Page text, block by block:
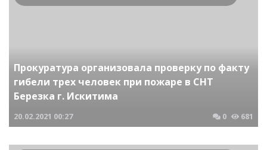
Прокуратура организовала проверку по факту
гибели трех человек при пожаре в СНТ
Березка г. Искитима
20.02.2021 00:27 0 681